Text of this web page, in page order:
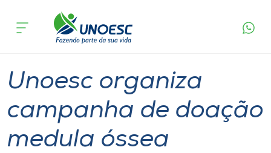
Cursos
Atendimento ao Estudante
acontece
Unoesc organiza
campanha de doação
medula óssea